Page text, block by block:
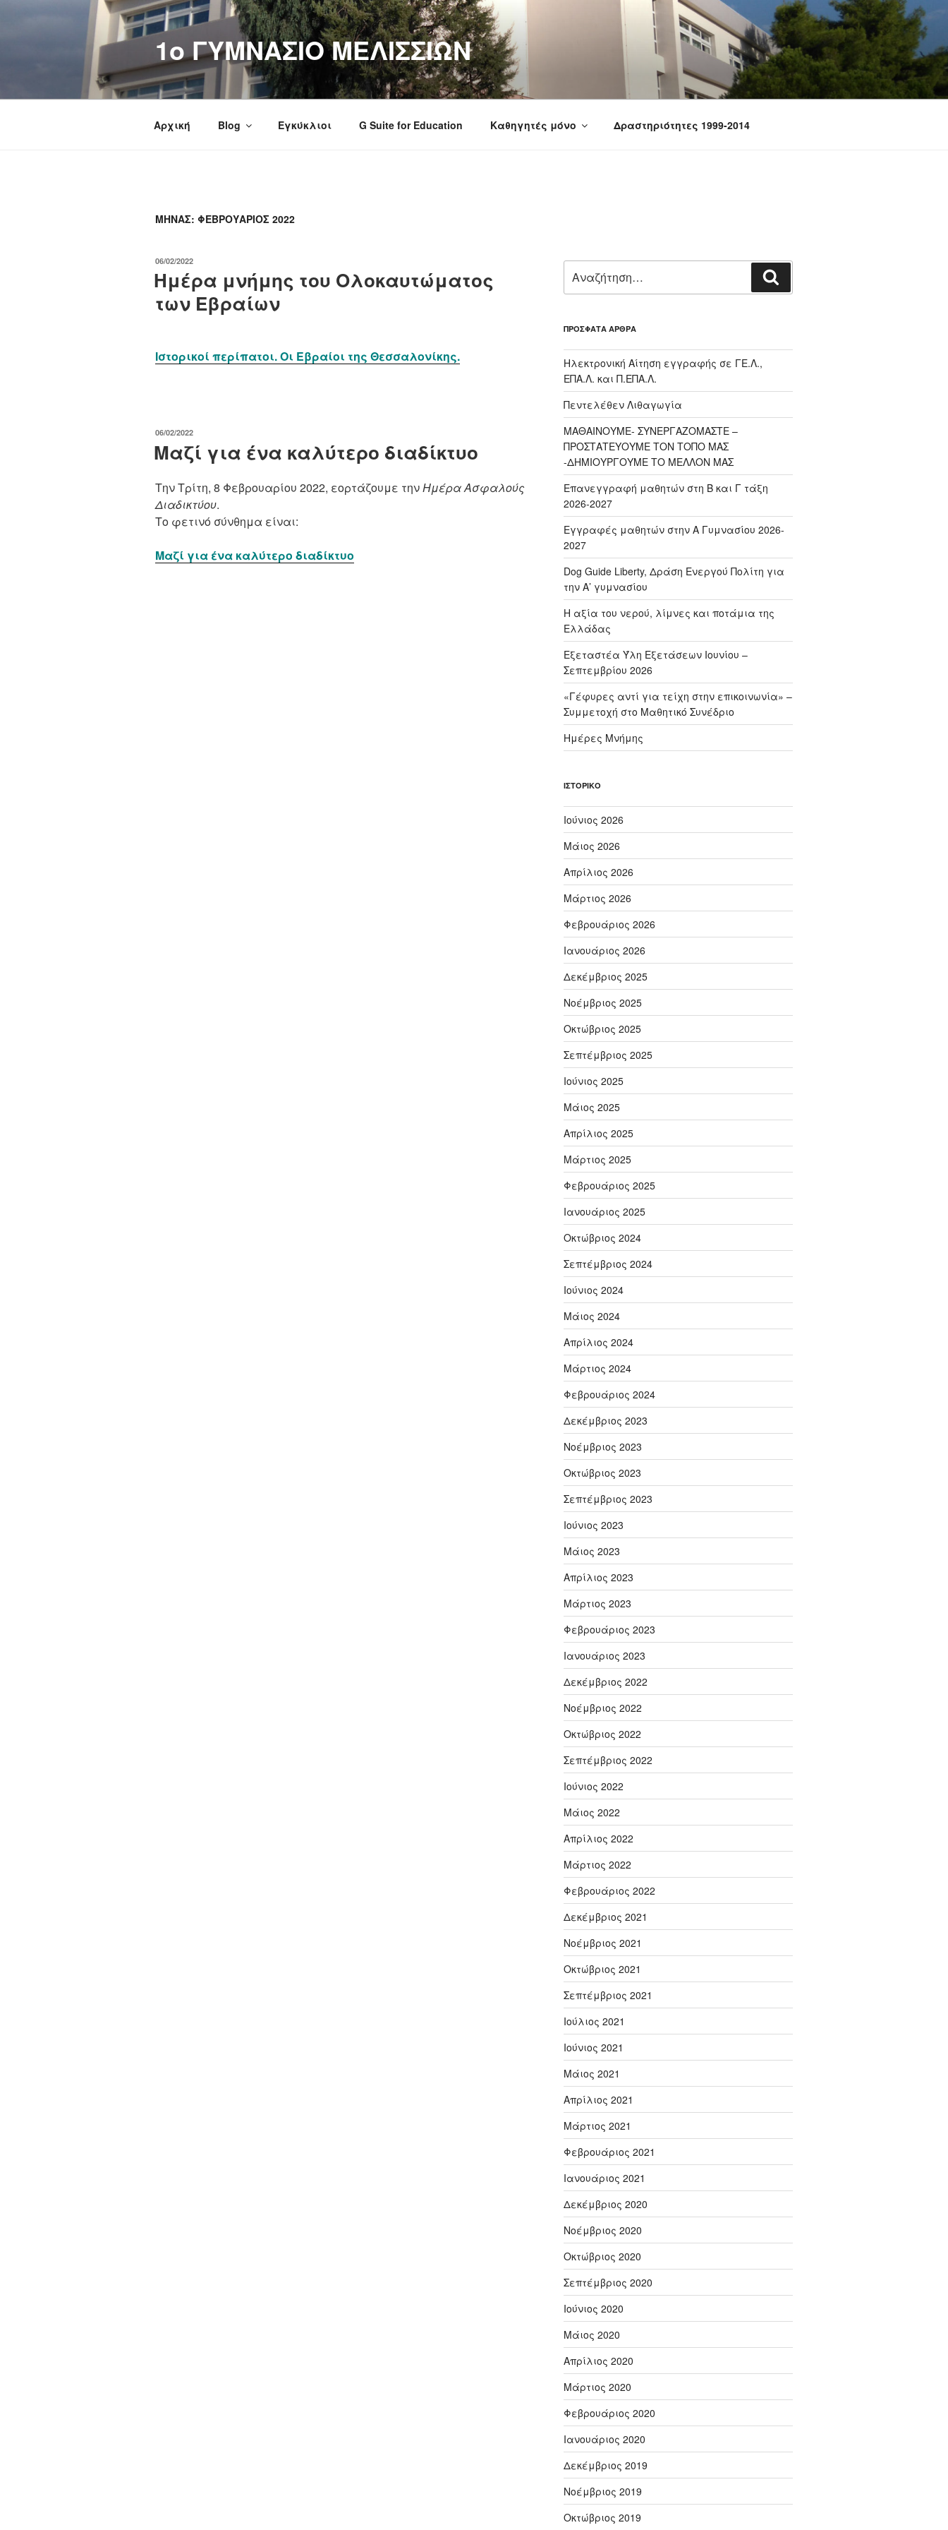
1o ΓΥΜΝΑΣΙΟ ΜΕΛΙΣΣΙΩΝ
Αρχική Blog Εγκύκλιοι G Suite for Education Καθηγητές μόνο Δραστηριότητες 1999-2014
ΜΉΝΑΣ: ΦΕΒΡΟΥΆΡΙΟΣ 2022
ΔΗΜΟΣΙΕΎΤΗΚΕ
06/02/2022
Ημέρα μνήμης του Ολοκαυτώματος
των Εβραίων
Ιστορικοί περίπατοι. Οι Εβραίοι της Θεσσαλονίκης.
ΔΗΜΟΣΙΕΎΤΗΚΕ
06/02/2022
Μαζί για ένα καλύτερο διαδίκτυο
Την Τρίτη, 8 Φεβρουαρίου 2022, εορτάζουμε τηνΗμέρα Ασφαλούς
Διαδικτύου.
Το φετινό σύνθημα είναι:
Μαζί για ένα καλύτερο διαδίκτυο
για:
ΠΡΌΣΦΑΤΑ ΆΡΘΡΑ
Ηλεκτρονική Αίτηση εγγραφής σε ΓΕ.Λ.,
ΕΠΑ.Λ. και Π.ΕΠΑ.Λ.
Πεντελέθεν Λιθαγωγία
ΜΑΘΑΙΝΟΥΜΕ- ΣΥΝΕΡΓΑΖΟΜΑΣΤΕ –
ΠΡΟΣΤΑΤΕΥΟΥΜΕ ΤΟΝ ΤΟΠΟ ΜΑΣ
-ΔΗΜΙΟΥΡΓΟΥΜΕ ΤΟ ΜΕΛΛΟΝ ΜΑΣ
Επανεγγραφή μαθητών στη Β και Γ τάξη
2026-2027
Εγγραφές μαθητών στην Α Γυμνασίου 2026-
2027
Dog Guide Liberty, Δράση Ενεργού Πολίτη για
την Α’ γυμνασίου
H αξία του νερού, λίμνες και ποτάμια της
Ελλάδας
Εξεταστέα Ύλη Εξετάσεων Ιουνίου –
Σεπτεμβρίου 2026
«Γέφυρες αντί για τείχη στην επικοινωνία» –
Συμμετοχή στο Μαθητικό Συνέδριο
Ημέρες Μνήμης
ΙΣΤΟΡΙΚΌ
Ιούνιος 2026
Μάιος 2026
Απρίλιος 2026
Μάρτιος 2026
Φεβρουάριος 2026
Ιανουάριος 2026
Δεκέμβριος 2025
Νοέμβριος 2025
Οκτώβριος 2025
Σεπτέμβριος 2025
Ιούνιος 2025
Μάιος 2025
Απρίλιος 2025
Μάρτιος 2025
Φεβρουάριος 2025
Ιανουάριος 2025
Οκτώβριος 2024
Σεπτέμβριος 2024
Ιούνιος 2024
Μάιος 2024
Απρίλιος 2024
Μάρτιος 2024
Φεβρουάριος 2024
Δεκέμβριος 2023
Νοέμβριος 2023
Οκτώβριος 2023
Σεπτέμβριος 2023
Ιούνιος 2023
Μάιος 2023
Απρίλιος 2023
Μάρτιος 2023
Φεβρουάριος 2023
Ιανουάριος 2023
Δεκέμβριος 2022
Νοέμβριος 2022
Οκτώβριος 2022
Σεπτέμβριος 2022
Ιούνιος 2022
Μάιος 2022
Απρίλιος 2022
Μάρτιος 2022
Φεβρουάριος 2022
Δεκέμβριος 2021
Νοέμβριος 2021
Οκτώβριος 2021
Σεπτέμβριος 2021
Ιούλιος 2021
Ιούνιος 2021
Μάιος 2021
Απρίλιος 2021
Μάρτιος 2021
Φεβρουάριος 2021
Ιανουάριος 2021
Δεκέμβριος 2020
Νοέμβριος 2020
Οκτώβριος 2020
Σεπτέμβριος 2020
Ιούνιος 2020
Μάιος 2020
Απρίλιος 2020
Μάρτιος 2020
Φεβρουάριος 2020
Ιανουάριος 2020
Δεκέμβριος 2019
Νοέμβριος 2019
Οκτώβριος 2019